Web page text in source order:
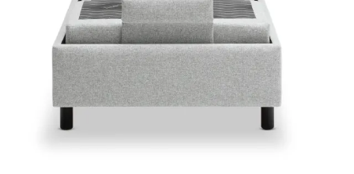
Ovenpå elevationsbunden ligger TEMPURs mest luksuriøse madras
nogensinde, som garanterer dig en fremragende komfort og målrettet
støtte til led og muskler i hele kroppen.
Trykaflastende Adapt Materiale™
Den 32 cm høje madras er opbygget med flere lag af det unikke
TEMPUR Adapt Materiale™, som er verdenskendt for sin evne til